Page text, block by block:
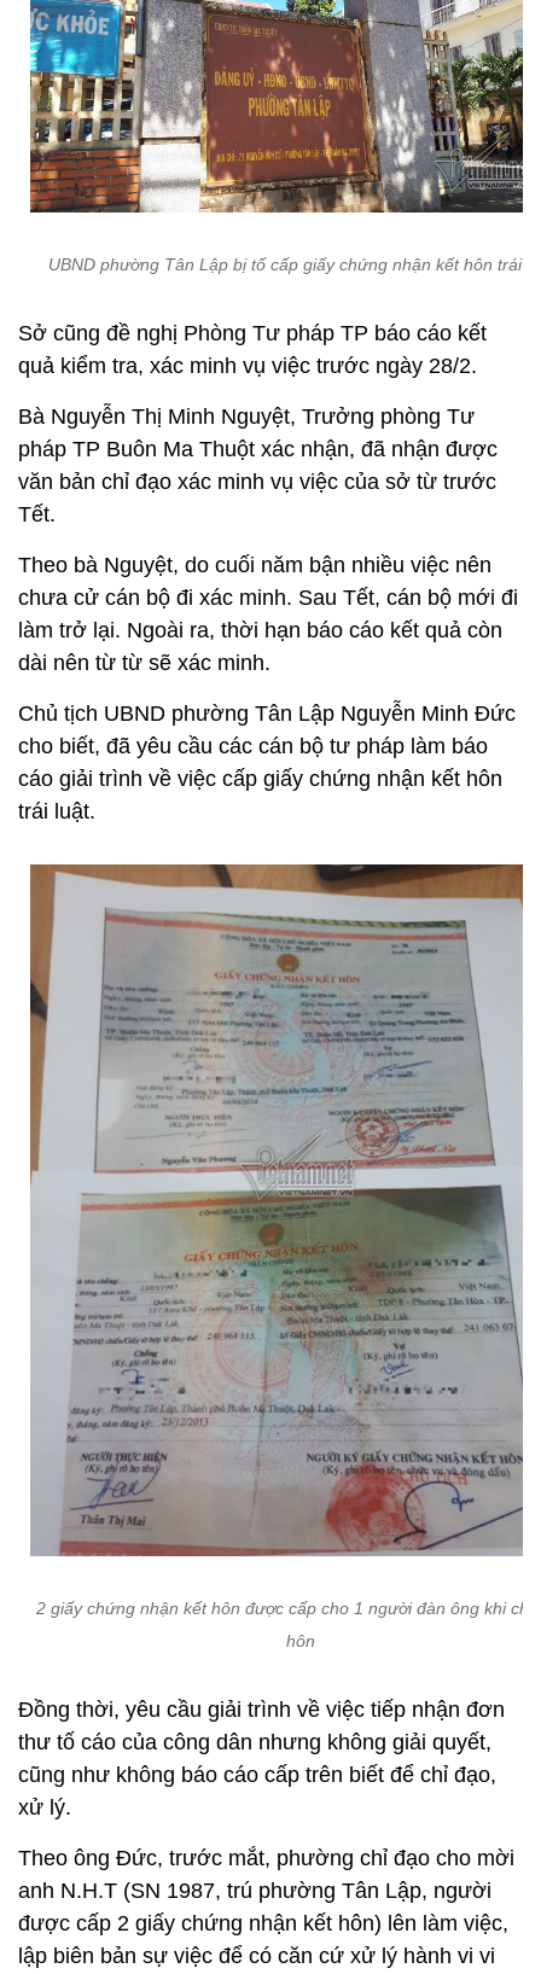
UBND phường Tân Lập bị tố cấp giấy chứng nhận kết hôn trái
Sở cũng đề nghị Phòng Tư pháp TP báo cáo kết
quả kiểm tra, xác minh vụ việc trước ngày 28/2.
Bà Nguyễn Thị Minh Nguyệt, Trưởng phòng Tư
pháp TP Buôn Ma Thuột xác nhận, đã nhận được
văn bản chỉ đạo xác minh vụ việc của sở từ trước
Tết.
Theo bà Nguyệt, do cuối năm bận nhiều việc nên
chưa cử cán bộ đi xác minh. Sau Tết, cán bộ mới đi
làm trở lại. Ngoài ra, thời hạn báo cáo kết quả còn
dài nên từ từ sẽ xác minh.
Chủ tịch UBND phường Tân Lập Nguyễn Minh Đức
cho biết, đã yêu cầu các cán bộ tư pháp làm báo
cáo giải trình về việc cấp giấy chứng nhận kết hôn
trái luật.
2 giấy chứng nhận kết hôn được cấp cho 1 người đàn ông khi
hôn
Đồng thời, yêu cầu giải trình về việc tiếp nhận đơn
thư tố cáo của công dân nhưng không giải quyết,
cũng như không báo cáo cấp trên biết để chỉ đạo,
xử lý.
Theo ông Đức, trước mắt, phường chỉ đạo cho mời
anh N.H.T (SN 1987, trú phường Tân Lập, người
được cấp 2 giấy chứng nhận kết hôn) lên làm việc,
lập biên bản sự việc để có căn cứ xử lý hành vi vi